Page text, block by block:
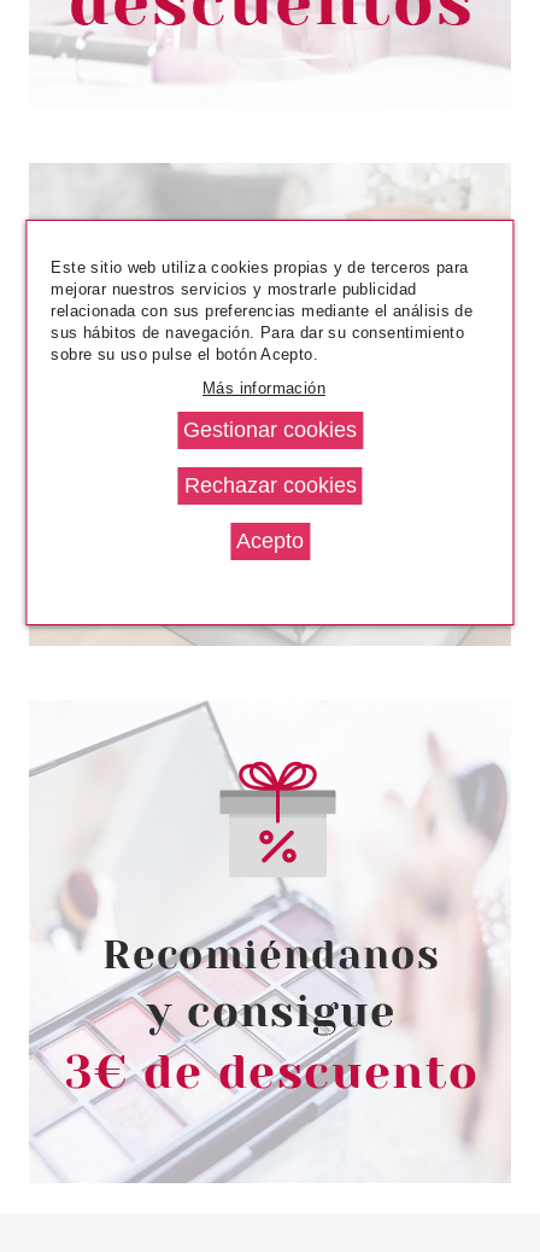
L´OCCITANE EN PROVENCE
KARITE JABON LAVANDA 100
Pvr 6.00€
-37%
desde
3.80€
SOAP & GLORY
SOAP & GLORY ORIGINAL PINK
MANTECA HIDRATANTE
CORPORAL MINI 50 ML
-24%
desde
2.25€
Este sitio web utiliza cookies propias y de terceros para
mejorar nuestros servicios y mostrarle publicidad
relacionada con sus preferencias mediante el análisis de
sus hábitos de navegación. Para dar su consentimiento
sobre su uso pulse el botón Acepto.
Más información